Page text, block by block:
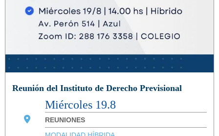
Reunión del Instituto de Derecho Previsional
Miércoles 19.8
REUNIONES